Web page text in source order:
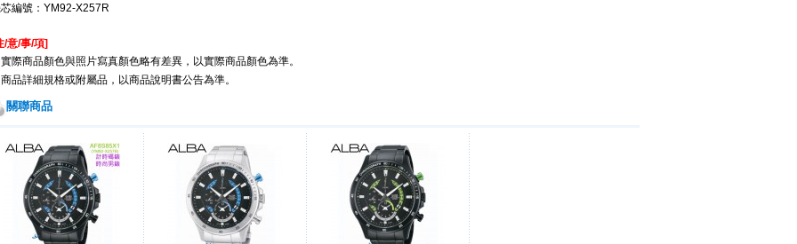
編號：YM92-X257R
/意/事/項]
實際商品顏色與照片寫真顏色略有差異，以實際商品顏色為準。
商品詳細規格或附屬品，以商品說明書公告為準。
關聯商品